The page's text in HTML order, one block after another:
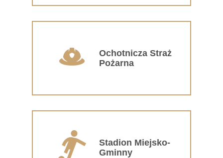
Ochotnicza Straż
Pożarna
Stadion Miejsko-
Gminny